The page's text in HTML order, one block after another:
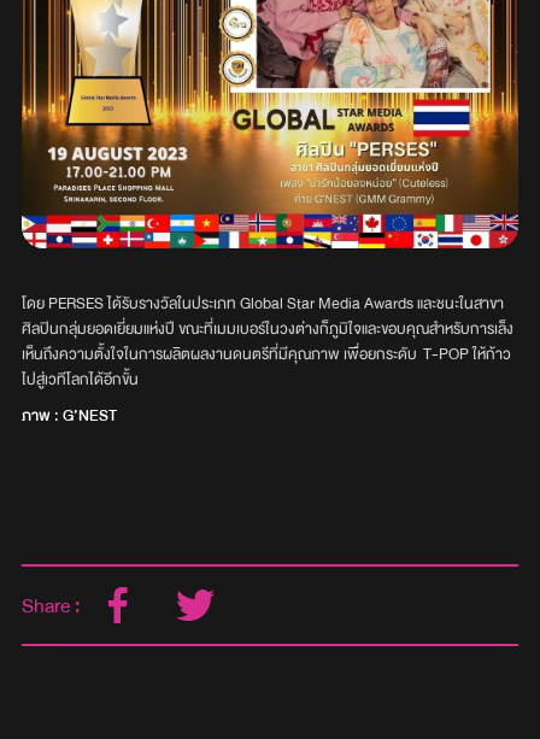
โดย PERSES ได้รับรางวัลในประเภท Global Star Media Awards และชนะในสาขา
ศิลปินกลุ่มยอดเยี่ยมแห่งปี ขณะที่เมมเบอร์ในวงต่างก็ภูมิใจและขอบคุณสำหรับการเล็ง
เห็นถึงความตั้งใจในการผลิตผลงานดนตรีที่มีคุณภาพ เพื่อยกระดับ T-POP ให้ก้าว
ไปสู่เวทีโลกได้อีกขั้น
ภาพ : G’NEST
Share :